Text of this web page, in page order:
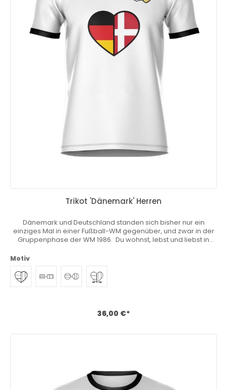
Trikot 'Dänemark' Herren
Dänemark und Deutschland standen sich bisher nur ein
einziges Mal in einer Fußball-WM gegenüber, und zwar in der
Gruppenphase der WM 1986. Du wohnst, lebst und liebst in
Du fühlst dich hin- und hergerissen und möchtest am liebsten
zwei Mannschaften anfeuern? Zwei Trikots gleichzeitig
tragen? Wir haben das einzigartige Heimatkurve® Trikot
entwickelt mit dem du deine Nähe zu deinem Heimat- oder
beliebig! Download Größentabelle
Motiv
36,00 €*